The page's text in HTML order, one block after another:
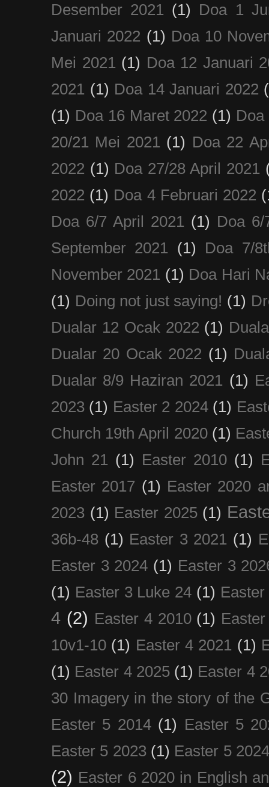
Desember 2021
(1)
Doa 1
Januari 2022 (1) Doa 10
Mei 2021 (1) Doa 12 Januari
2021 (1) Doa 14 Januari 2022
(1) Doa 16 Maret 2022 (1) Doa
20/21 Mei 2021 (1) Doa 22
2022 (1) Doa 27/28 April 2021
2022 (1) Doa 4 Februari 2022
Doa 6/7 April 2021
(1) Doa
September 2021
(1)
Doa 7/
November 2021 (1) Doa Hari
(1) Doing not just saying! (1)
Dualar 12 Ocak 2022 (1)
Dualar 20 Ocak 2022 (1)
Dualar 8/9 Haziran 2021
(1)
2023 (1) Easter 2 2024 (1)
Church 19th April 2020 (1)
John 21
(1) Easter 2010 (1)
Easter 2017 (1) Easter 2020
2023 (1) Easter 2025 (1)
36b-48 (1) Easter 3 2021 (1)
Easter 3 2024 (1) Easter 3
(1) Easter 3 Luke 24 (1)
4 (2) Easter 4 2010 (1)
10v1-10 (1) Easter 4 2021 (1)
(1) Easter 4 2025 (1) Easter 4
30 Imagery in the story of the
Easter 5 2014 (1) Easter 5
Easter 5 2023 (1) Easter 5
(2) Easter 6 2020 in English